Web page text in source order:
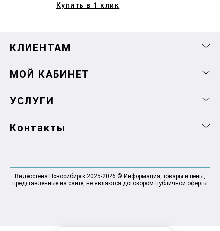
Купить в 1 клик
КЛИЕНТАМ
МОЙ КАБИНЕТ
УСЛУГИ
Контакты
Видеостена Новосибирск 2025-2026 © Информация, товары и цены,
представленные на сайте, не являются договором публичной оферты